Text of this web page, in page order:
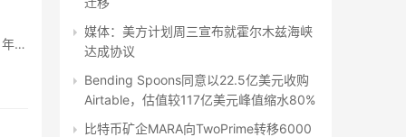
获
媒体：美方计划周三宣布就霍尔木兹海峡
达成协议
Bending Spoons同意以22.5亿美元收购
Airtable，估值较117亿美元峰值缩水80%
比特币矿企MARA向TwoPrime转移6000